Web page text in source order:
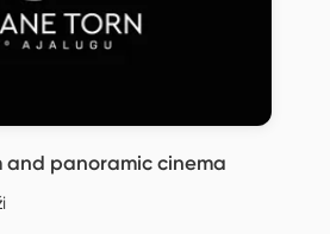
and panoramic cinema